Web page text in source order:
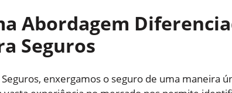
Abordagem
Seguros
Seguros, enxergamos o seguro de uma maneira